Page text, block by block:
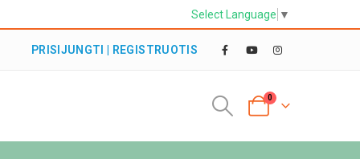
Select Language ▼
PRISIJUNGTI | REGISTRUOTIS
0